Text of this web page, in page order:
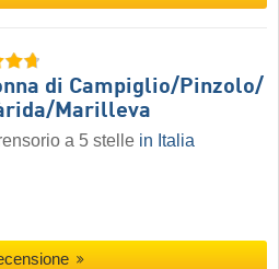
di Campiglio/​Pinzolo/​
​Marilleva
a 5 stelle in Italia